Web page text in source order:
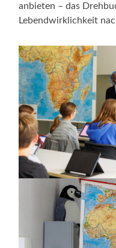
anbieten – das
Lebendwirklichkeit